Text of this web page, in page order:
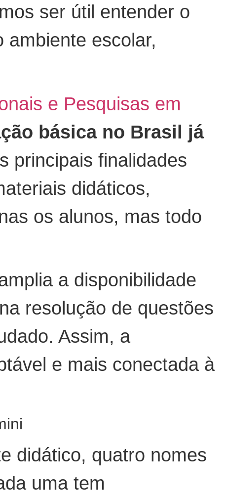
ser útil entender o
ambiente escolar,
e Pesquisas em
básica no Brasil já
principais finalidades
didáticos,
os alunos, mas todo
a disponibilidade
resolução de questões
Assim, a
e mais conectada à
didático, quatro nomes
uma tem